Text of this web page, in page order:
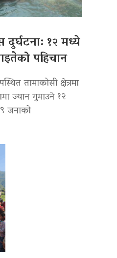
दुर्घटना: १२ मध्ये
पहिचान
तामाकोसी क्षेत्रमा
ज्यान गुमाउने १२
जनाको